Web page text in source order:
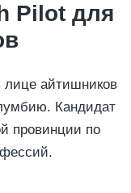
Pilot для
лице айтишников
Кандидат
провинции по